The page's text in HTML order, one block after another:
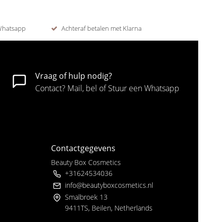
Achteraf betalen met Klarna
Vraag of hulp nodig?
Contact? Mail, bel of Stuur een Whatsapp
Contactgegevens
Beauty Box Cosmetics
+31624534036
info@beautyboxcosmetics.nl
Smalbroek 13
9411TS, Beilen, Netherlands